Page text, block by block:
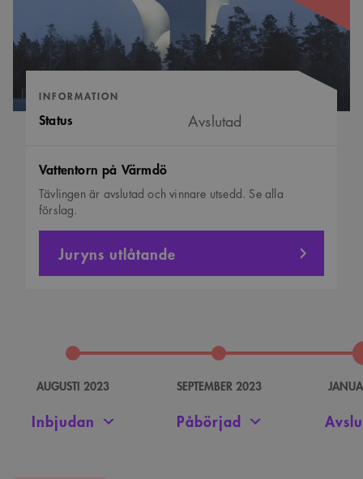
INFORMATION
Status Avslutad
Vattentorn på Värmdö
Tävlingen är avslutad och vinnare utsedd. Se alla
förslag.
Juryns utlåtande
AUGUSTI 2023
Inbjudan
SEPTEMBER 2023
Påbörjad